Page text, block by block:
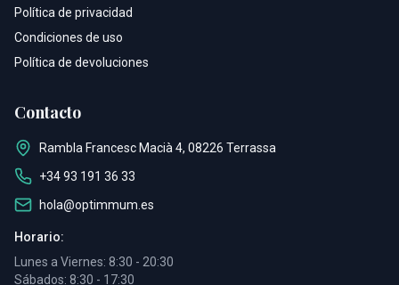
Política de privacidad
Condiciones de uso
Política de devoluciones
Contacto
Rambla Francesc Macià 4, 08226 Terrassa
+34 93 191 36 33
hola@optimmum.es
Horario:
Lunes a Viernes: 8:30 - 20:30
Sábados: 8:30 - 17:30